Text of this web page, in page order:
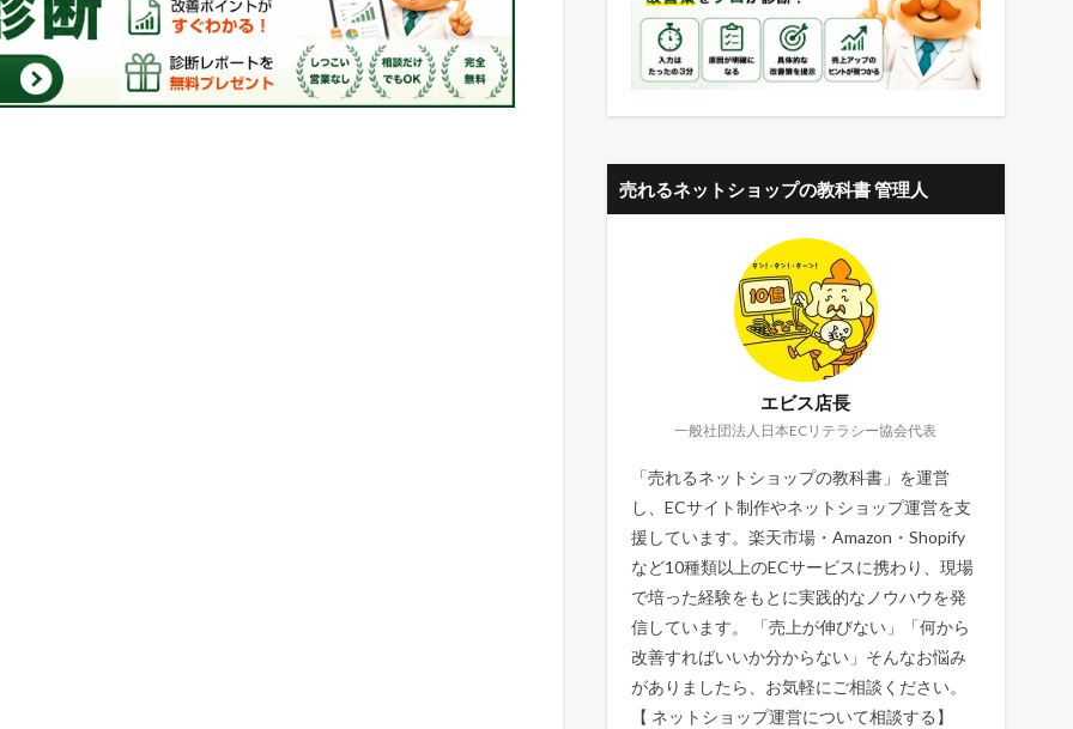
売れるネットショップの教科書 管理人
エビス店長
一般社団法人日本ECリテラシー協会代表
「売れるネットショップの教科書」を運営
し、ECサイト制作やネットショップ運営を支
援しています。楽天市場・Amazon・Shopify
など10種類以上のECサービスに携わり、現場
で培った経験をもとに実践的なノウハウを発
信しています。 「売上が伸びない」「何から
改善すればいいか分からない」そんなお悩み
がありましたら、お気軽にご相談ください。
【 ネットショップ運営について相談する 】